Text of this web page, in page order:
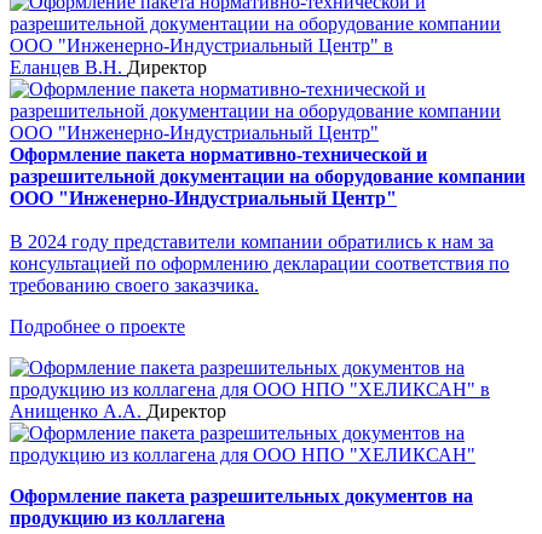
Еланцев В.Н. Директор
Оформление пакета нормативно-технической и
разрешительной документации на оборудование компании
ООО "Инженерно-Индустриальный Центр"
В 2024 году представители компании обратились к нам за
консультацией по оформлению декларации соответствия по
требованию своего заказчика.
Подробнее о проекте
Анищенко А.А. Директор
Оформление пакета разрешительных документов на
продукцию из коллагена